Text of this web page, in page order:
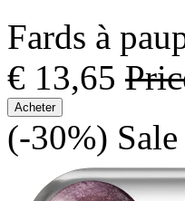
Fards à
€ 13,65
Acheter
(-30%) Sale